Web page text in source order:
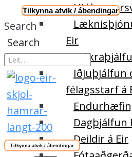
Eir
Iðjuþjálfun
félagsstarf á
Dagþjálfun
Deildir á Eir
Tilkynna atvik / ábendingar
Search
Search
Tilkynna atvik / ábendingar